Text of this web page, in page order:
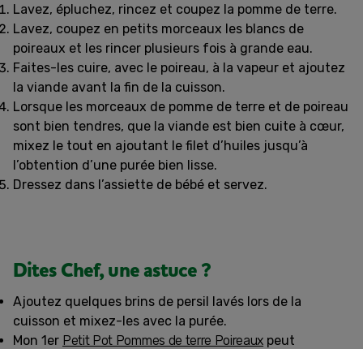
Lavez, épluchez, rincez et coupez la pomme de terre.
Lavez, coupez en petits morceaux les blancs de
poireaux et les rincer plusieurs fois à grande eau.
Faites-les cuire, avec le poireau, à la vapeur et ajoutez
la viande avant la fin de la cuisson.
Lorsque les morceaux de pomme de terre et de poireau
sont bien tendres, que la viande est bien cuite à cœur,
mixez le tout en ajoutant le filet d’huiles jusqu’à
l’obtention d’une purée bien lisse.
Dressez dans l’assiette de bébé et servez.
Dites Chef, une astuce ?
Ajoutez quelques brins de persil lavés lors de la
cuisson et mixez-les avec la purée.
Mon 1er Petit Pot Pommes de terre Poireaux peut